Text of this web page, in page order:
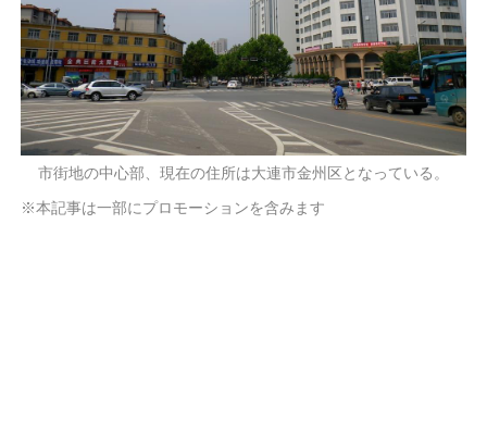
市街地の中心部、現在の住所は大連市金州区となっている。
※本記事は一部にプロモーションを含みます